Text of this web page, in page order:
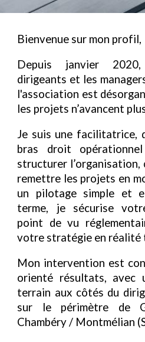
Bienvenue sur mon profil,
Depuis janvier 2020,
dirigeants et les
l'association est
les projets n’avancent
Je suis une facilitatrice,
bras droit
structurer
remettre les projets en
un pilotage simple et
terme, je sécurise
point de vu
votre stratégie en réalité
Mon intervention est
orienté résultats, avec
terrain aux côtés du
sur le périmètre de
Chambéry / Montmélian